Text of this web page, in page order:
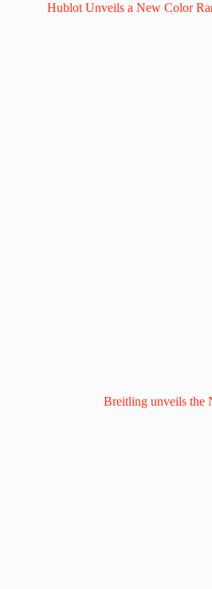
Hublot Unveils a New Color
Breitling unveils the